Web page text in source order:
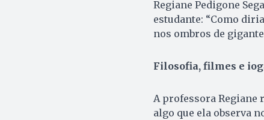
Regiane Pedigone
estudante: “Como
nos ombros de
Filosofia, filmes e
A professora Regiane
algo que ela observa